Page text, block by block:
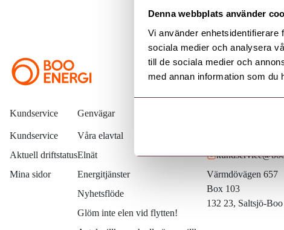
Denna webbplats använder
Vi använder enhetsidentifierare
sociala medier och analysera
till de sociala medier och
med annan information som du
Kundservice
Kundservice
Aktuell driftstatus
Mina sidor
Genvägar
Våra elavtal
Elnät
Energitjänster
Nyhetsflöde
Glöm inte elen vid flytten!
Värmdövägen 657
Box 103
132 23, Saltsjö-Boo